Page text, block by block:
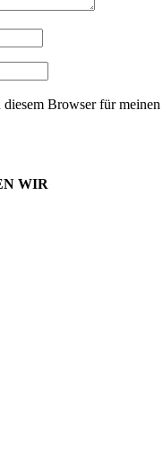
Browser für meinen
WIR